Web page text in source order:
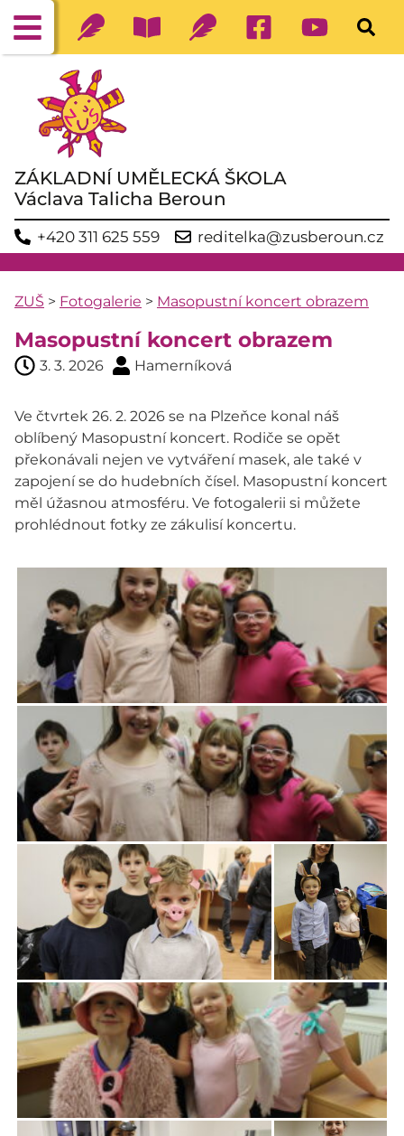
ZÁKLADNÍ UMĚLECKÁ ŠKOLA
Václava Talicha Beroun
+420 311 625 559 reditelka@zusberoun.cz
ZUŠ > Fotogalerie > Masopustní koncert obrazem
Masopustní koncert obrazem
3. 3. 2026 Hamerníková
Ve čtvrtek 26. 2. 2026 se na Plzeňce konal náš
oblíbený Masopustní koncert. Rodiče se opět
překonávali nejen ve vytváření masek, ale také v
zapojení se do hudebních čísel. Masopustní koncert
měl úžasnou atmosféru. Ve fotogalerii si můžete
prohlédnout fotky ze zákulisí koncertu.